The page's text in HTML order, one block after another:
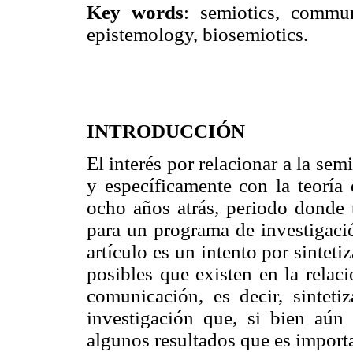
Key words: semiotics,
epistemology, biosemiotics.
INTRODUCCIÓN
El interés por relacionar a la
y específicamente con la teoría
ocho años atrás, periodo
para un programa de
artículo es un intento por
posibles que existen en la
comunicación, es decir,
investigación que, si bien aún
algunos resultados que es